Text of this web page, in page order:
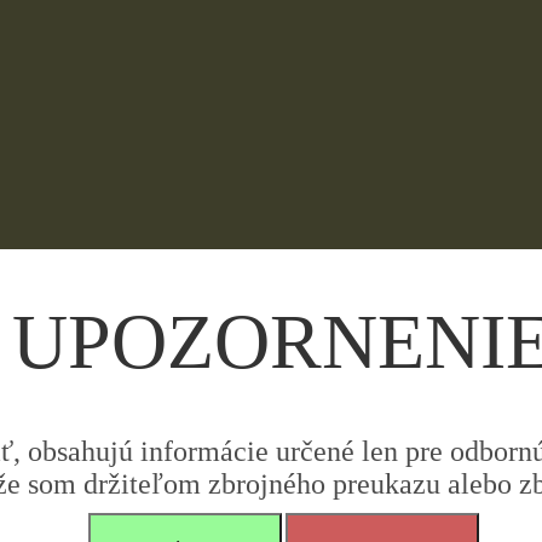
obsahujú informácie určené len pre
som držiteľom zbrojného preukazu alebo